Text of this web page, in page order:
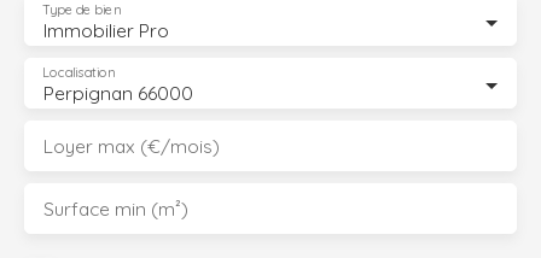
Immobilier Pro
Type de bien
Perpignan 66000
Localisation
Loyer max (€/mois)
Surface min (m²)